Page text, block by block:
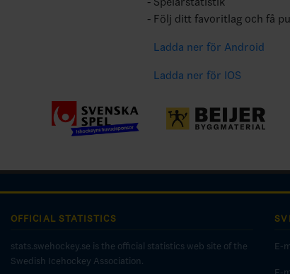
Följ ditt favoritlag och få
Ladda ner för Android
Ladda ner för IOS
OFFICIAL STATISTICS
stats.swehockey.se is the official statistics web site of the
Swedish Icehockey Association.
E-